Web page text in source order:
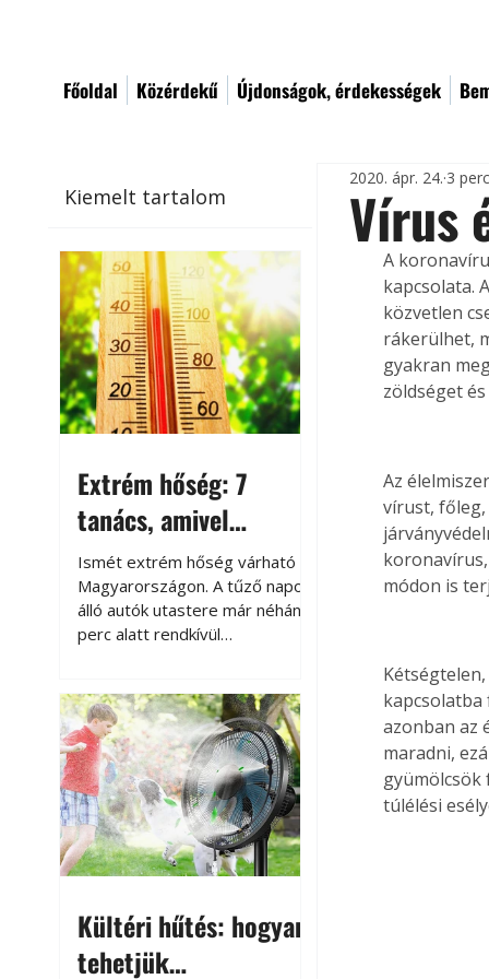
Főoldal Közérdekű Újdonságok, érdekességek
Kiemelt tartalom
Extrém hőség: 7
tanács, amivel
megóvhatjuk
autónkat a nyári
károktól
Ismét extrém hőség várható
Magyarországon. A tűző napon
álló autók utastere már néhány
perc alatt rendkívül
megközelítheti. Ez nemcsak a
beszállást teszi kellemetlenné,
hanem az autó állapotára és a
benne hagyott tárgyakra is
káros hatással lehet. Néhány
egyszerű óvintézkedéssel
azonban jelentősen
csökkenthetjük a hőség káros
Kültéri hűtés: hogyan
tehetjük
Vírus
2020. ápr. 24. 3
A
kapcsolata.
közvetlen
rákerülhet,
gyakran
zöldséget
Az
vírust,
módon is
kapcsolatba
azonban az
maradni,
gyümölcsök
túlélési